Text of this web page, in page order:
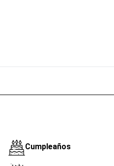
Cumpleaños